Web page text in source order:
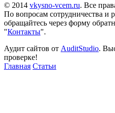
© 2014 vkysno-vcem.ru. Все
По вопросам сотрудничества и
обращайтесь через форму
"Контакты".
Аудит сайтов от AuditStudio.
проверке!
Главная Статьи